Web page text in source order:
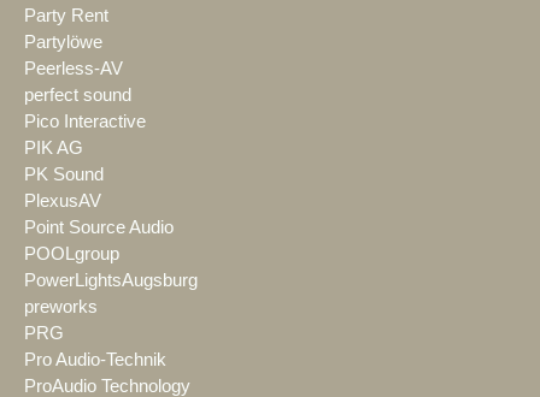
Party Rent
Partylöwe
Peerless-AV
perfect sound
Pico Interactive
PIK AG
PK Sound
PlexusAV
Point Source Audio
POOLgroup
PowerLightsAugsburg
preworks
PRG
Pro Audio-Technik
ProAudio Technology